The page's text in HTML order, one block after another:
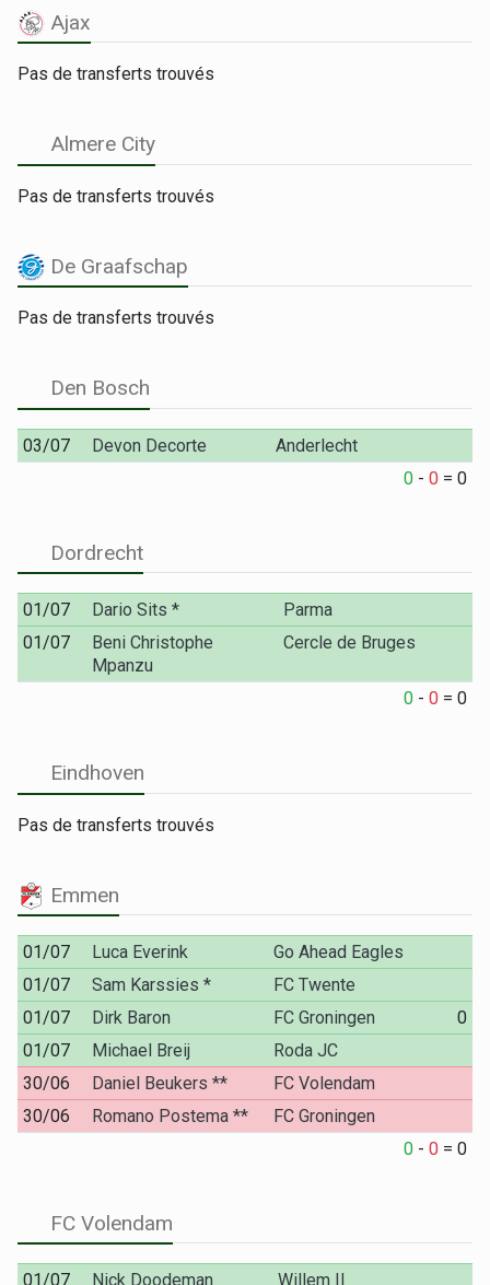
Ajax
Pas de transferts trouvés
Almere City
Pas de transferts trouvés
De Graafschap
Pas de transferts trouvés
Den Bosch
03/07 Devon Decorte
Anderlecht
0 -0 =0
Dordrecht
01/07 Dario Sits *
Parma
01/07
Beni Christophe
Mpanzu
Cercle de Bruges
0 -0 =0
Eindhoven
Pas de transferts trouvés
Emmen
01/07 Luca Everink
Go Ahead Eagles
01/07
Sam Karssies *
FC Twente
01/07
Dirk Baron FC Groningen
0
01/07
Michael Breij
Roda JC
30/06
Daniel Beukers **
FC Volendam
30/06
Romano Postema **
FC Groningen
0 -0 =0
FC Volendam
01/07 Nick Doodeman Willem II